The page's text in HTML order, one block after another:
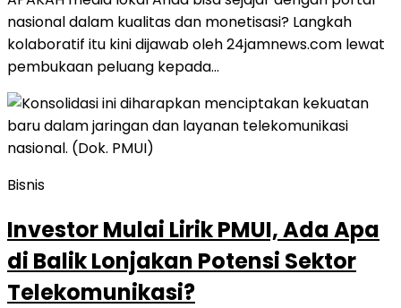
nasional dalam kualitas dan monetisasi? Langkah
kolaboratif itu kini dijawab oleh 24jamnews.com lewat
pembukaan peluang kepada…
Bisnis
Investor Mulai Lirik PMUI, Ada Apa
di Balik Lonjakan Potensi Sektor
Telekomunikasi?